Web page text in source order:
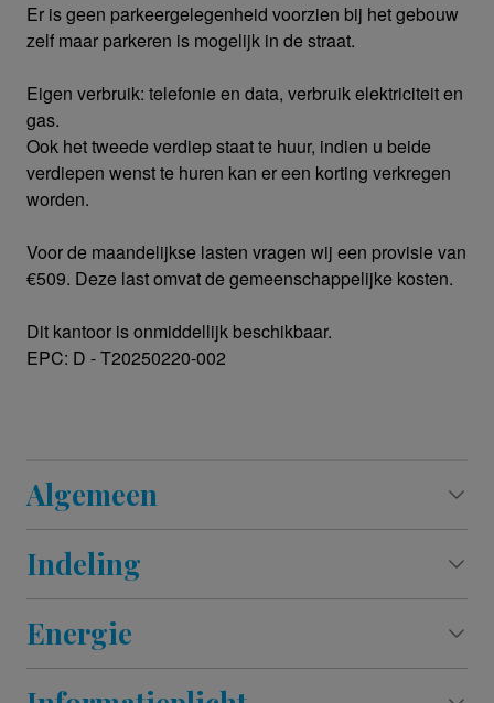
Er is geen parkeergelegenheid voorzien bij het gebouw
zelf maar parkeren is mogelijk in de straat.
Eigen verbruik: telefonie en data, verbruik elektriciteit en
gas.
Ook het tweede verdiep staat te huur, indien u beide
verdiepen wenst te huren kan er een korting verkregen
worden.
Voor de maandelijkse lasten vragen wij een provisie van
€509. Deze last omvat de gemeenschappelijke kosten.
Dit kantoor is onmiddellijk beschikbaar.
EPC: D - T20250220-002
Algemeen
Indeling
Energie